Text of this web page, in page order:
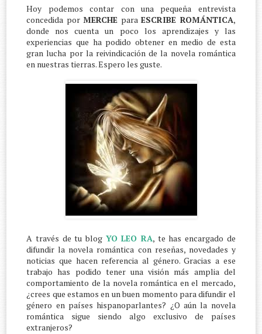
Hoy podemos contar con una pequeña entrevista
concedida porMERCHE paraESCRIBE ROMÁNTICA,
donde nos cuenta un poco los aprendizajes y las
experiencias que ha podido obtener en medio de esta
gran lucha por la reivindicación de la novela romántica
en nuestras tierras. Espero les guste.
A través de tu blog YO LEO RA, te has encargado de
difundir la novela romántica con reseñas, novedades y
noticias que hacen referencia al género. Gracias a ese
trabajo has podido tener una visión más amplia del
comportamiento de la novela romántica en el mercado,
¿crees que estamos en un buen momento para difundir el
género en países hispanoparlantes? ¿O aún la novela
romántica sigue siendo algo exclusivo de países
extranjeros?